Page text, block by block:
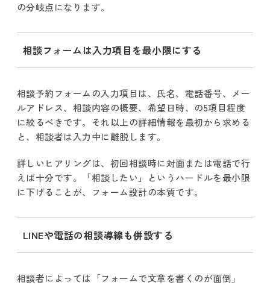
の分岐点になります。
相談フォームは入力項目を最小限にする
相談予約フォームの入力項目は、氏名、電話番号、メー
ルアドレス、相談内容の概要、希望日時、の5項目程度
に絞るべきです。それ以上の詳細情報を最初から求める
と、相談者は入力中に離脱します。
詳しいヒアリングは、初回相談時に対面または電話で行
えば十分です。「相談したい」というハードルを最小限
に下げることが、フォーム設計の本質です。
LINEや電話の相談導線も併設する
相談者によっては「フォームで文章を書くのが面倒」